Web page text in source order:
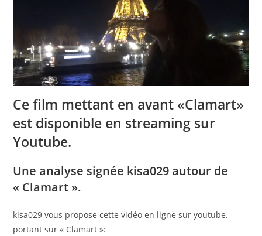
Ce film mettant en avant «Clamart»
est disponible en streaming sur
Youtube.
Une analyse signée kisa029 autour de
« Clamart ».
kisa029 vous propose cette vidéo en ligne sur youtube.
portant sur « Clamart »: